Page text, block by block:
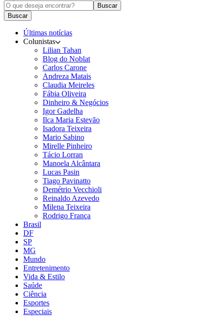
Buscar
Buscar
Últimas notícias
Colunistas
Lilian Tahan
Blog do Noblat
Carlos Carone
Andreza Matais
Claudia Meireles
Fábia Oliveira
Dinheiro & Negócios
Igor Gadelha
Ilca Maria Estevão
Isadora Teixeira
Mario Sabino
Mirelle Pinheiro
Tácio Lorran
Manoela Alcântara
Lucas Pasin
Tiago Pavinatto
Demétrio Vecchioli
Reinaldo Azevedo
Milena Teixeira
Rodrigo França
Brasil
DF
SP
MG
Mundo
Entretenimento
Vida & Estilo
Saúde
Ciência
Esportes
Especiais